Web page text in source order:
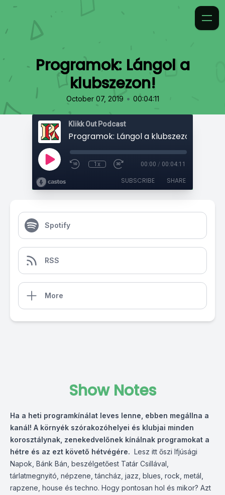
Programok: Lángol a
klubszezon!
October 07, 2019 • 00:04:11
Klikk Out Podcast
Programok: Lángol a klubszezon!
1x 00:00 / 00:04:11
SUBSCRIBE SHARE
Spotify
RSS
More
Show Notes
Ha a heti programkínálat leves lenne, ebben megállna a
kanál! A környék szórakozóhelyei és klubjai minden
korosztálynak, zenekedvelőnek kínálnak programokat a
hétre és az ezt követő hétvégére. Lesz itt őszi Ifjúsági
Napok, Bánk Bán, beszélgetőest Tatár Csillával,
tárlatmegnyitó, népzene, táncház, jazz, blues, rock, metál,
rapzene, house és techno. Hogy pontosan hol és mikor? Azt